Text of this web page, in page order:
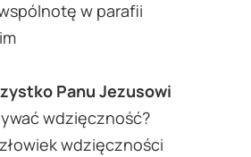
w parafii
Panu Jezusowi
wdzięczność?
wdzięczności